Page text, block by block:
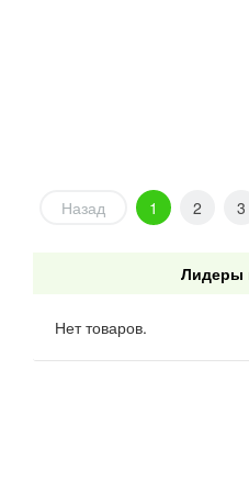
Назад 1 2 3
Лидеры
Нет товаров.